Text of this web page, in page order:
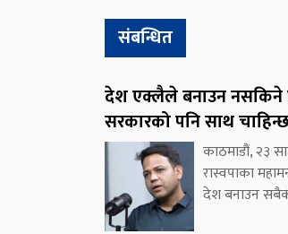
संबन्धित
देश एक्लैले बनाउन नसकिने
सरकारको पनि साथ
काठमाडौं, २३
रास्वपाका
देश बनाउन